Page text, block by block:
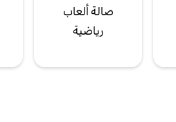
صالة ألعاب
رياضية